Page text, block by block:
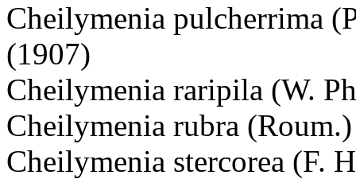
Cheilymenia pulcherrima
(1907)
Cheilymenia raripila (W.
Cheilymenia rubra
Cheilymenia stercorea (F.